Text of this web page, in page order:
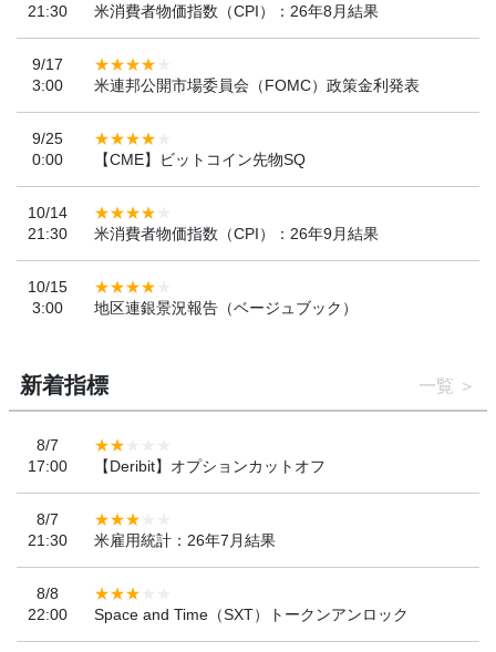
21:30
米消費者物価指数（CPI）：26年8月結果
9/17
3:00
米連邦公開市場委員会（FOMC）政策金利発表
9/25
0:00
【CME】ビットコイン先物SQ
10/14
21:30
米消費者物価指数（CPI）：26年9月結果
10/15
3:00
地区連銀景況報告（ベージュブック）
新着指標 一覧
8/7
17:00
【Deribit】オプションカットオフ
8/7
21:30
米雇用統計：26年7月結果
8/8
22:00
Space and Time（SXT）トークンアンロック